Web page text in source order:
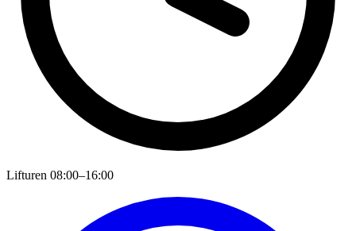
Lifturen 08:00–16:00